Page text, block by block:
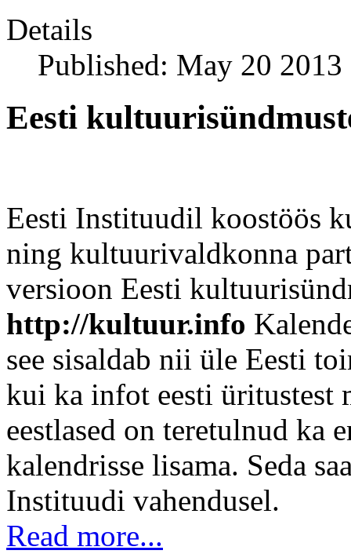
Details
Published: May 20 2013
Eesti
Eesti Instituudil koostöös
ning kultuurivaldkonna
versioon Eesti
http://kultuur.info
see sisaldab nii üle Eesti
kui ka infot eesti üritustest
eestlased on teretulnud ka
kalendrisse lisama. Seda
Instituudi vahendusel.
Read more...